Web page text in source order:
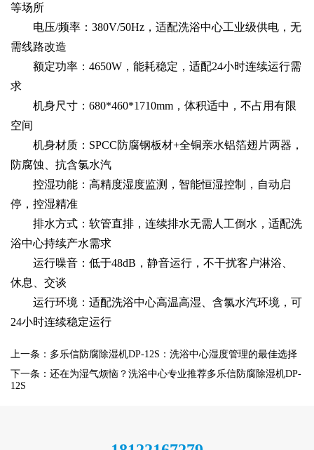
等场所
电压/频率：380V/50Hz，适配洗浴中心工业级供电，无
需线路改造
额定功率：4650W，能耗稳定，适配24小时连续运行需
求
机身尺寸：680*460*1710mm，体积适中，不占用有限
空间
机身材质：SPCC防腐钢板材+全铜亲水铝箔翅片两器，
防腐蚀、抗含氯水汽
控湿功能：高精度湿度监测，智能恒湿控制，自动启
停，控湿精准
排水方式：软管直排，连续排水无需人工倒水，适配洗
浴中心持续产水需求
运行噪音：低于48dB，静音运行，不干扰客户淋浴、
休息、交谈
运行环境：适配洗浴中心高温高湿、含氯水汽环境，可
24小时连续稳定运行
上一条：多乐信防腐除湿机DP-12S：洗浴中心湿度管理的最佳选择
下一条：还在为湿气烦恼？洗浴中心专业推荐多乐信防腐除湿机DP-
12S